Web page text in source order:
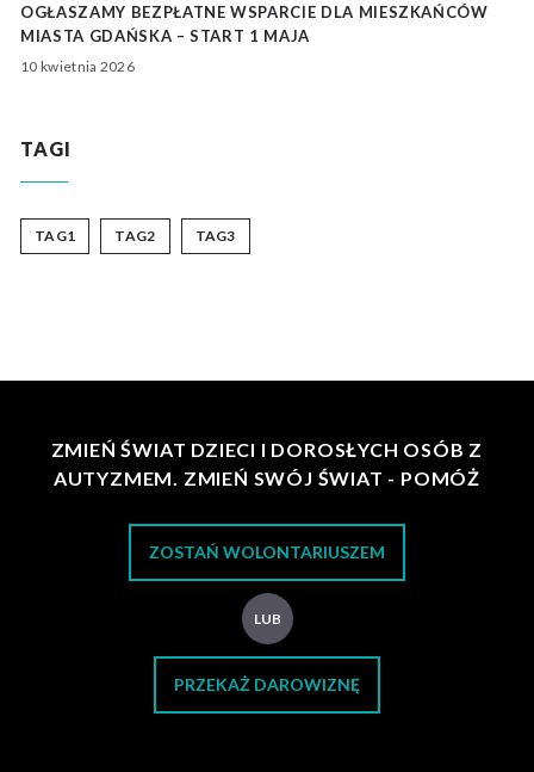
OGŁASZAMY BEZPŁATNE WSPARCIE DLA MIESZKAŃCÓW
MIASTA GDAŃSKA – START 1 MAJA
10 kwietnia 2026
TAGI
TAG1 TAG2 TAG3
ZMIEŃ ŚWIAT DZIECI I DOROSŁYCH OSÓB Z
AUTYZMEM. ZMIEŃ SWÓJ ŚWIAT - POMÓŻ
ZOSTAŃ WOLONTARIUSZEM
LUB
PRZEKAŻ DAROWIZNĘ